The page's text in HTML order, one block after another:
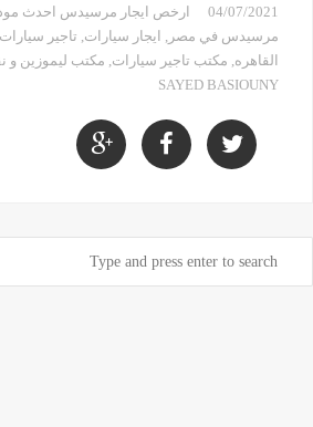
04/07/2021 ارخص ايجار مرسيدس احدث
مرسيدس في مصر
ايجار سيارات تاجير سيارات
القاهره مكتب تاجير سيارات مكتب ليموزين و
SAYED BASIOUNY